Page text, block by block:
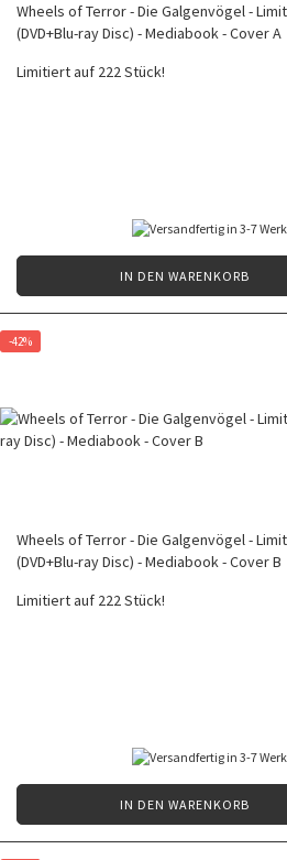
Wheels of Terror - Die Galgenvögel -
(DVD+Blu-ray Disc) - Mediabook - Cover A
Limitiert auf 222 Stück!
IN DEN WARENKORB
-42%
Wheels of Terror - Die Galgenvögel -
(DVD+Blu-ray Disc) - Mediabook - Cover B
Limitiert auf 222 Stück!
IN DEN WARENKORB